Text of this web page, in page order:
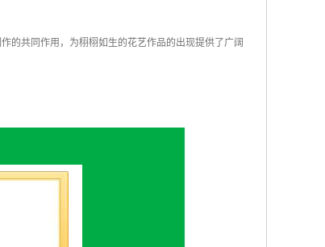
的共同作用，为栩栩如生的花艺作品的出现提供了广阔